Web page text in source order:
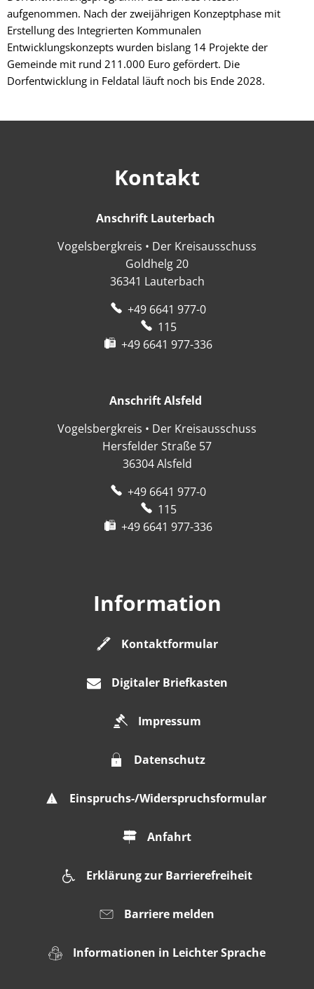
aufgenommen. Nach der zweijährigen Konzeptphase mit
Erstellung des Integrierten Kommunalen
Entwicklungskonzepts wurden bislang 14 Projekte der
Gemeinde mit rund 211.000 Euro gefördert. Die
Dorfentwicklung in Feldatal läuft noch bis Ende 2028.
Kontakt
Anschrift Lauterbach
Vogelsbergkreis • Der Kreisausschuss
Goldhelg 20
36341 Lauterbach
+49 6641 977-0
115
+49 6641 977-336
Anschrift Alsfeld
Vogelsbergkreis • Der Kreisausschuss
Hersfelder Straße 57
36304 Alsfeld
+49 6641 977-0
115
+49 6641 977-336
Information
Kontaktformular
Digitaler Briefkasten
Impressum
Datenschutz
Einspruchs-/Widerspruchsformular
Anfahrt
Erklärung zur Barrierefreiheit
Barriere melden
Informationen in Leichter Sprache